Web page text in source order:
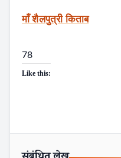
माँ शैलपुत्री किताब
78
Like this: